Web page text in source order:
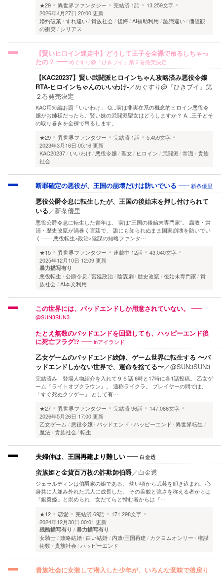
★29
異世界ファンタジー 完結済 1話
13,259文字
2026年4月27日 20:00 更新
婚約破棄 すれ違い 貴族社会 後悔 AI補助利用 認識違い 価値観
の衝突
シリアス
【賢いヒロイン迷走中】どうして王子を全裸で吊るしちゃっ
たの？
めぐすり@『ひきブイ』第２巻発売決定
【KAC20237】賢い武闘派ヒロインちゃん攻略済み悪役令嬢
RTA-ヒロインちゃんのいいわけ-／めぐすり@『ひきブイ』第
２巻発売決定
KAC用短編お題「いいわけ」 Q...実は非実在系の概念的ヒロイン悪役令
嬢がお姉様だったら、賢い妹の武闘派聖女はどうしますか？ A...王子とそ
の取り巻きを全裸で吊るします。
★29
異世界ファンタジー 完結済 1話
5,459文字
2023年3月16日 05:16 更新
KAC20237
いいわけ 悪役令嬢 聖女 ヒロイン 武闘派 常識 貴族
社会
断罪確定の悪役が、王国の崩壊だけは防いでいる 新条優里
悪役公爵令息に転生したが、王国の後始末を押し付けられて
いる／新条優里
悪役公爵令息に転生した青年は、 実は“王国の後始末専門家”。 腐敗・粛
清・歴史改竄が渦巻く宮廷で、 誰にも知られぬまま国家崩壊を防いでい
く―― 悪役転生×政治×陰謀の知略ファンタ…
★15
異世界ファンタジー 連載中 12話
43,040文字
2025年12月10日 12:09 更新
暴力描写有り
悪役転生 公爵令息 宮廷政治 陰謀劇 歴史改竄 後始末専門家 貴
族社会 AI本文利用
この世界には、バッドエンドしか用意されていない。
@SUN3SUN3
たとえ無数のバッドエンドを回避しても、ハッピーエンド後
に死亡フラグ!?
inアイランド
乙女ゲームのバッドエンド絵師、ゲーム世界に転生する 〜バ
ッドエンドしかない世界で、運命を捨てる〜／@SUN3SUN3
完結済み 登場人物紹介を入れて９６話 6時と17時に各1話投稿。 乙女ゲ
ーム『ライトオブクラウン』。 通称ライクラ。 プレイヤーの間では、
「すぐ死ぬクソゲー」 として有…
★27
異世界ファンタジー 完結済96話
147,066文字
2026年5月26日 17:00 更新
乙女ゲーム
悪役令嬢 バッドエンド ハッピーエンド 異世界転生
魔法 貴族社会 転生
夫婦仲は、王国再建より難しい 白金透
蛮族姫と金貨百万枚の詐欺師伯爵／白金透
ジェラルディンは伯爵家の娘である。 幼い頃から武芸を叩き込まれ、心
身共に人並み外れた武人に成長した。 その美貌と強さを称える者からは
『銀翼姫』と崇められ、女だてらと憎む者からは『…
★12
恋愛 完結済69話
171,298文字
2024年12月30日 00:01 更新
残酷描写有り 暴力描写有り
女騎士 政略結婚 白い結婚 内政/王国再建 カクヨムオンリー
権謀
術数 貴族社会 ハッピーエンド
貴族社会に女装して潜入した少年が、いろんな意味で後戻り